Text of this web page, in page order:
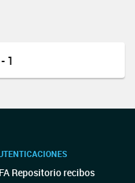
1
Repositorio recibos